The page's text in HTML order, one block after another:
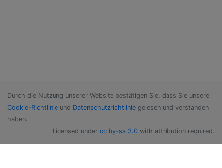
Durch die Nutzung unserer Website bestätigen Sie, dass Sie unsere
Cookie-Richtlinie und Datenschutzrichtlinie gelesen und verstanden
haben.
Licensed under cc by-sa 3.0 with attribution required.